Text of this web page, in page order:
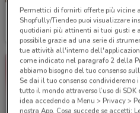
Conad
Scade martedì 1.7 km
Permettici di fornirti offerte più vicine
Shopfully/Tiendeo puoi visualizzare
quotidiani più attinenti ai tuoi gusti e
possibile grazie ad una serie di
tue attività all'interno
come indicato nel paragrafo 2 della
abbiamo bisogno del tuo consenso
Se dai il tuo consenso
tutto il mondo attraverso l’uso di SDK
idea accedendo a Menu > Privacy >
nostra App. Cosa succede se accetti: